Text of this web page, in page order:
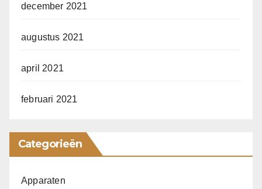
december 2021
augustus 2021
april 2021
februari 2021
Categorieën
Apparaten